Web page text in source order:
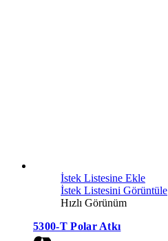
İstek Listesine Ekle
İstek Listesini Görüntüle
Hızlı Görünüm
5300-T Polar Atkı